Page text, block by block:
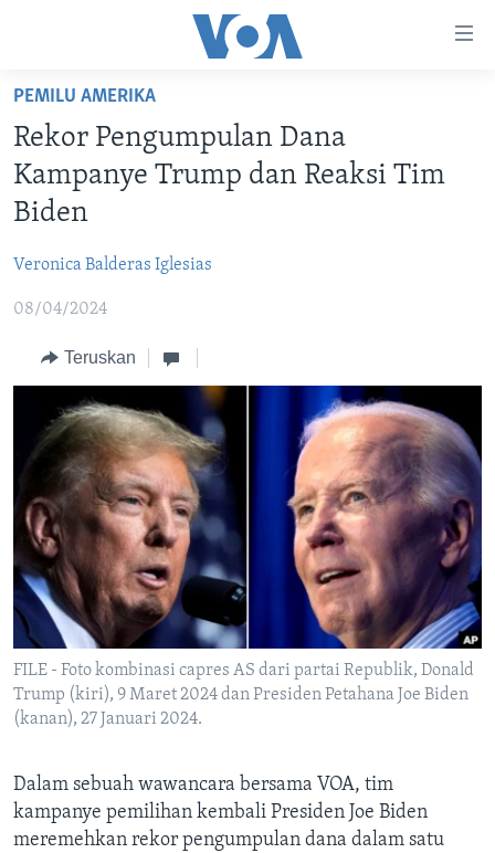
Akses
Lanjut
ke
Konten
Utama
ke
Utama
Lanjut
Pencarian
BERANDA
VIDEO
DAFTAR PROGRAM
Bahasa-bahasa
PEMILU AMERIKA
Rekor Pengumpulan Dana
Kampanye Trump dan Reaksi Tim
Biden
Veronica Balderas Iglesias
08/04/2024
Teruskan
FILE - Foto kombinasi capres AS dari partai Republik, Donald
Trump (kiri), 9 Maret 2024 dan Presiden Petahana Joe Biden
(kanan), 27 Januari 2024.
Dalam sebuah wawancara bersama VOA, tim
kampanye pemilihan kembali Presiden Joe Biden
meremehkan rekor pengumpulan dana dalam satu